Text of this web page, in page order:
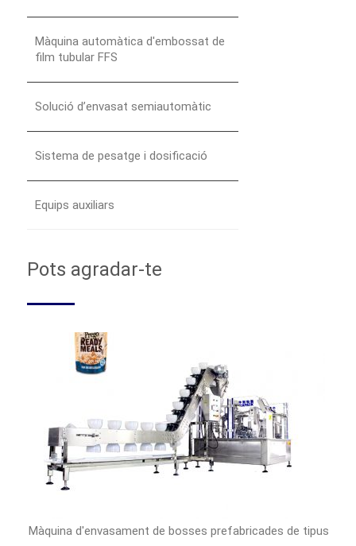
Màquina automàtica d'embossat de
film tubular FFS
Solució d’envasat semiautomàtic
Sistema de pesatge i dosificació
Equips auxiliars
Pots agradar-te
Màquina d'envasament de bosses prefabricades de tipus